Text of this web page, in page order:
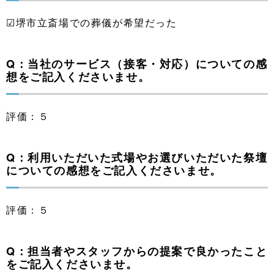
☑堺市立斎場での葬儀が希望だった
Q：当社のサービス（接客・対応）についての感
想をご記入くださいませ。
評価：５
Q：利用いただいた式場やお選びいただいた祭壇
についての感想をご記入くださいませ。
評価：５
Q：担当者やスタッフからの提案で良かったこと
をご記入くださいませ。